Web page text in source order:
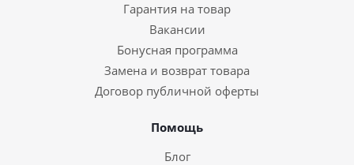
Гарантия на товар
Вакансии
Бонусная программа
Замена и возврат товара
Договор публичной оферты
Помощь
Блог